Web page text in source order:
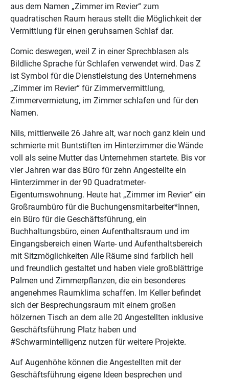
aus dem Namen „Zimmer im Revier“ zum
quadratischen Raum heraus stellt die Möglichkeit der
Vermittlung für einen geruhsamen Schlaf dar.
Comic deswegen, weil Z in einer Sprechblasen als
Bildliche Sprache für Schlafen verwendet wird. Das Z
ist Symbol für die Dienstleistung des Unternehmens
„Zimmer im Revier“ für Zimmervermittlung,
Zimmervermietung, im Zimmer schlafen und für den
Namen.
Nils, mittlerweile 26 Jahre alt, war noch ganz klein und
schmierte mit Buntstiften im Hinterzimmer die Wände
voll als seine Mutter das Unternehmen startete. Bis vor
vier Jahren war das Büro für zehn Angestellte ein
Hinterzimmer in der 90 Quadratmeter-
Eigentumswohnung. Heute hat „Zimmer im Revier“ ein
Großraumbüro für die Buchungensmitarbeiter*Innen,
ein Büro für die Geschäftsführung, ein
Buchhaltungsbüro, einen Aufenthaltsraum und im
Eingangsbereich einen Warte- und Aufenthaltsbereich
mit Sitzmöglichkeiten Alle Räume sind farblich hell
und freundlich gestaltet und haben viele großblättrige
Palmen und Zimmerpflanzen, die ein besonderes
angenehmes Raumklima schaffen. Im Keller befindet
sich der Besprechungsraum mit einem großen
hölzernen Tisch an dem alle 20 Angestellten inklusive
Geschäftsführung Platz haben und
#Schwarmintelligenz nutzen für weitere Projekte.
Auf Augenhöhe können die Angestellten mit der
Geschäftsführung eigene Ideen besprechen und